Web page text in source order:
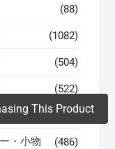
This Product
(88)
(1082)
(504)
(522)
(59)
・小物 (486)